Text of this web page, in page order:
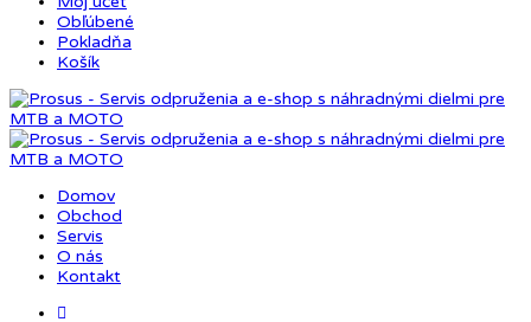
Obľúbené
Pokladňa
Košík
Domov
Obchod
Servis
O nás
Kontakt